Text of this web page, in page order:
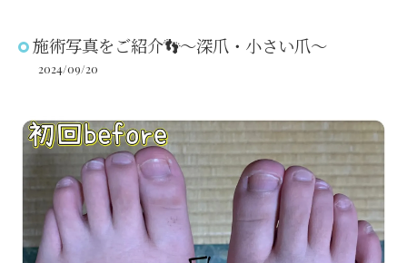
施術写真をご紹介👣〜深爪・小さい爪〜
2024/09/20